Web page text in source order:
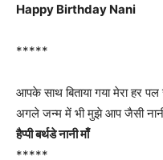
Happy Birthday Nani
*****
आपके साथ बिताया गया मेरा हर
अगले जन्म में भी मुझे आप जैसी नानी
हैप्पी बर्थडे नानी माँ
*****